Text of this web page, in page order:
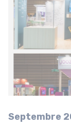
Septembre